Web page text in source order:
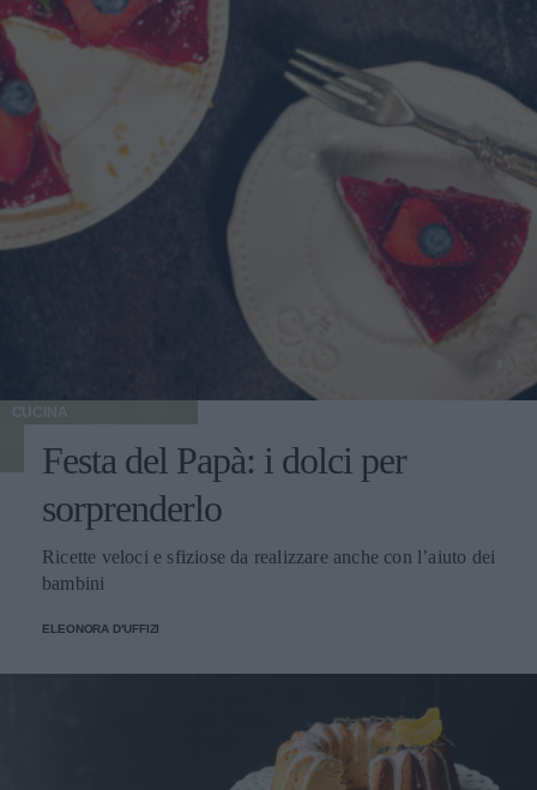
CUCINA
Festa del Papà: i dolci per
sorprenderlo
Ricette veloci e sfiziose da realizzare anche con l’aiuto dei
bambini
ELEONORA D'UFFIZI